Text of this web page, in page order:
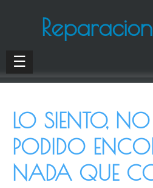
☰
LO SIENTO,
PODIDO
NADA QUE